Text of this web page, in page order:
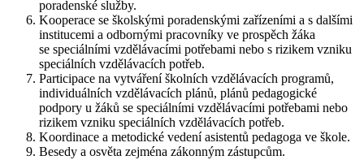
poradenské služby.
Kooperace se školskými poradenskými zařízeními a s dalšími
institucemi a odbornými pracovníky ve prospěch žáka
se speciálními vzdělávacími potřebami nebo s rizikem vzniku
speciálních vzdělávacích potřeb.
Participace na vytváření školních vzdělávacích programů,
individuálních vzdělávacích plánů, plánů pedagogické
podpory u žáků se speciálními vzdělávacími potřebami nebo
rizikem vzniku speciálních vzdělávacích potřeb.
Koordinace a metodické vedení asistentů pedagoga ve škole.
Besedy a osvěta zejména zákonným zástupcům.